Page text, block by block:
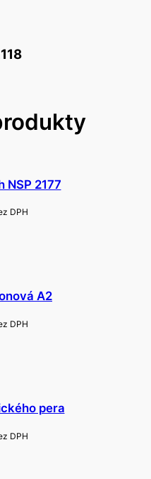
NSP 2177
DPH
A2
DPH
pera
DPH